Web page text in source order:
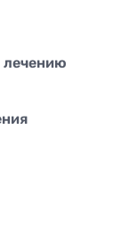
лечению